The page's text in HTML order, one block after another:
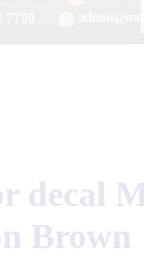
decal
Brown